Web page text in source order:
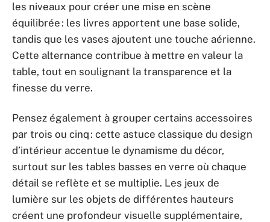
les niveaux pour créer une mise en scène
équilibrée : les livres apportent une base solide,
tandis que les vases ajoutent une touche aérienne.
Cette alternance contribue à mettre en valeur la
table, tout en soulignant la transparence et la
finesse du verre.
Pensez également à grouper certains accessoires
par trois ou cinq : cette astuce classique du design
d’intérieur accentue le dynamisme du décor,
surtout sur les tables basses en verre où chaque
détail se reflète et se multiplie. Les jeux de
lumière sur les objets de différentes hauteurs
créent une profondeur visuelle supplémentaire,